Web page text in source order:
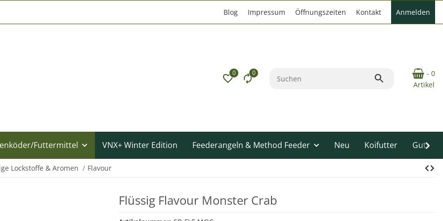
Blog Impressum Öffnungszeiten Kontakt Anmelden
0 0
- 0
Artikel
Futtermittel VNX+ Winter Edition Feederangeln & Method Feeder Neu Koifutter
Lockstoffe & Aromen Flavour
Flüssig Flavour Monster Crab